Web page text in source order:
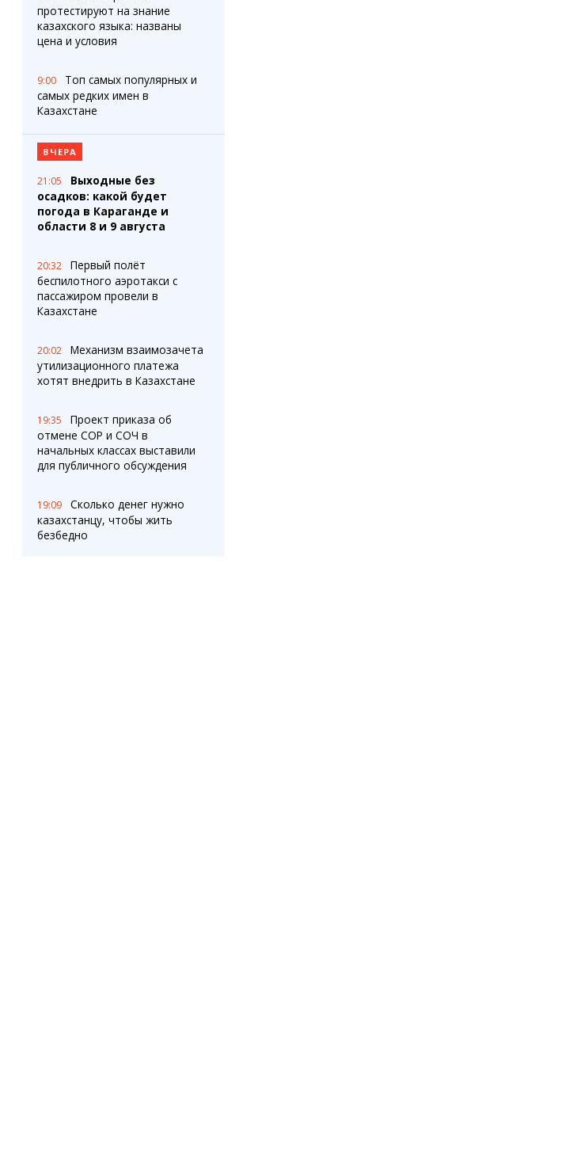
протестируют на знание
казахского языка: названы
цена и условия
9:00
Топ самых популярных и
самых редких имен в
Казахстане
ВЧЕРА
21:05
Выходные без
осадков: какой будет
погода в Караганде и
области 8 и 9 августа
20:32
Первый полёт
беспилотного аэротакси с
пассажиром провели в
Казахстане
20:02
Механизм взаимозачета
утилизационного платежа
хотят внедрить в Казахстане
19:35
Проект приказа об
отмене СОР и СОЧ в
начальных классах выставили
для публичного обсуждения
19:09
Сколько денег нужно
казахстанцу, чтобы жить
безбедно